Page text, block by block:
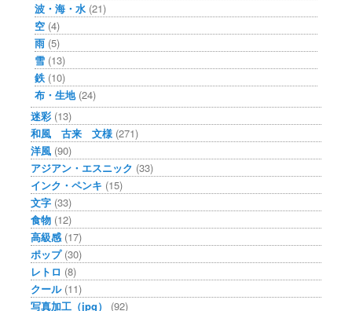
波・海・水 (21)
空 (4)
雨 (5)
雪 (13)
鉄 (10)
布・生地(24)
迷彩 (13)
和風 古来 文様 (271)
洋風 (90)
アジアン・エスニック (33)
インク・ペンキ (15)
文字 (33)
食物 (12)
高級感 (17)
ポップ(30)
レトロ (8)
クール(11)
写真加工（jpg）
(92)